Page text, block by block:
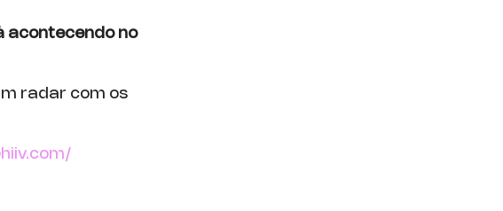
acontecendo no
radar com os